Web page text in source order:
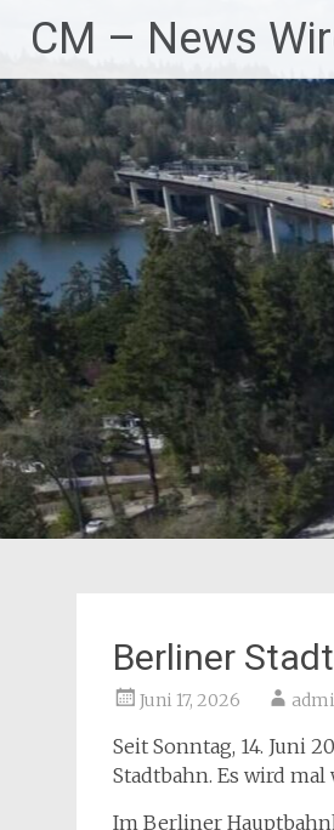
Inhalt
springen
CM – News
Berliner
Juni 17, 2026
Seit Sonntag, 14. Juni
Stadtbahn. Es wird mal
Im Berliner